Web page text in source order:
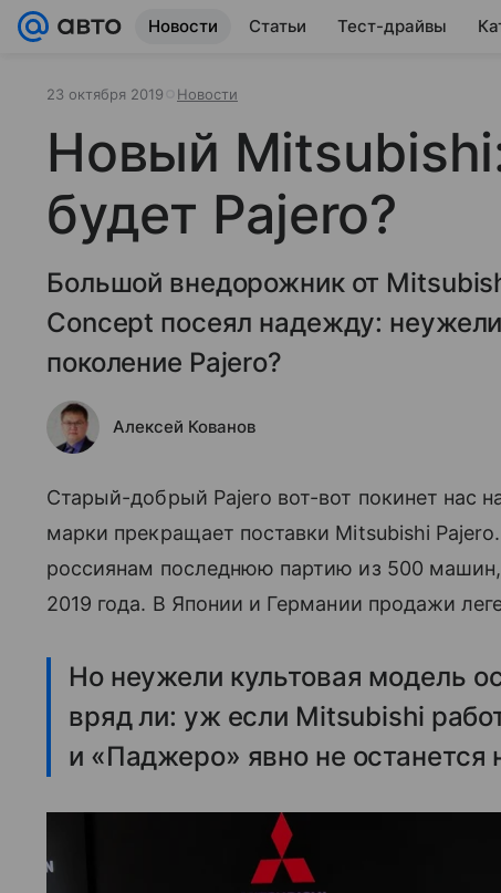
Новости Статьи Тест-драйвы
23 октября 2019 Новости
Новый
будет Pajero?
Большой внедорожник от
Concept посеял надежду:
поколение Pajero?
Алексей Кованов
Старый-добрый Pajero вот-вот покинет нас
марки прекращает поставки Mitsubishi
россиянам последнюю партию из 500
2019 года. В Японии и Германии продажи
Но неужели культовая модель
вряд ли: уж если Mitsubishi
и «Паджеро» явно не останется